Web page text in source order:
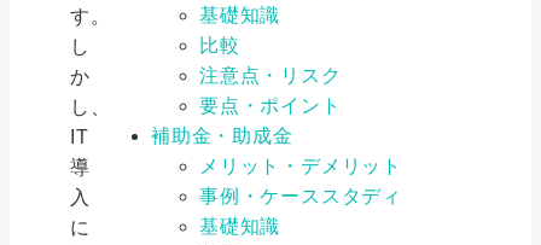
す。
し
か
し、
IT
導
入
に
基礎知識
比較
注意点・リスク
要点・ポイント
補助金・助成金
メリット・デメリット
事例・ケーススタディ
基礎知識